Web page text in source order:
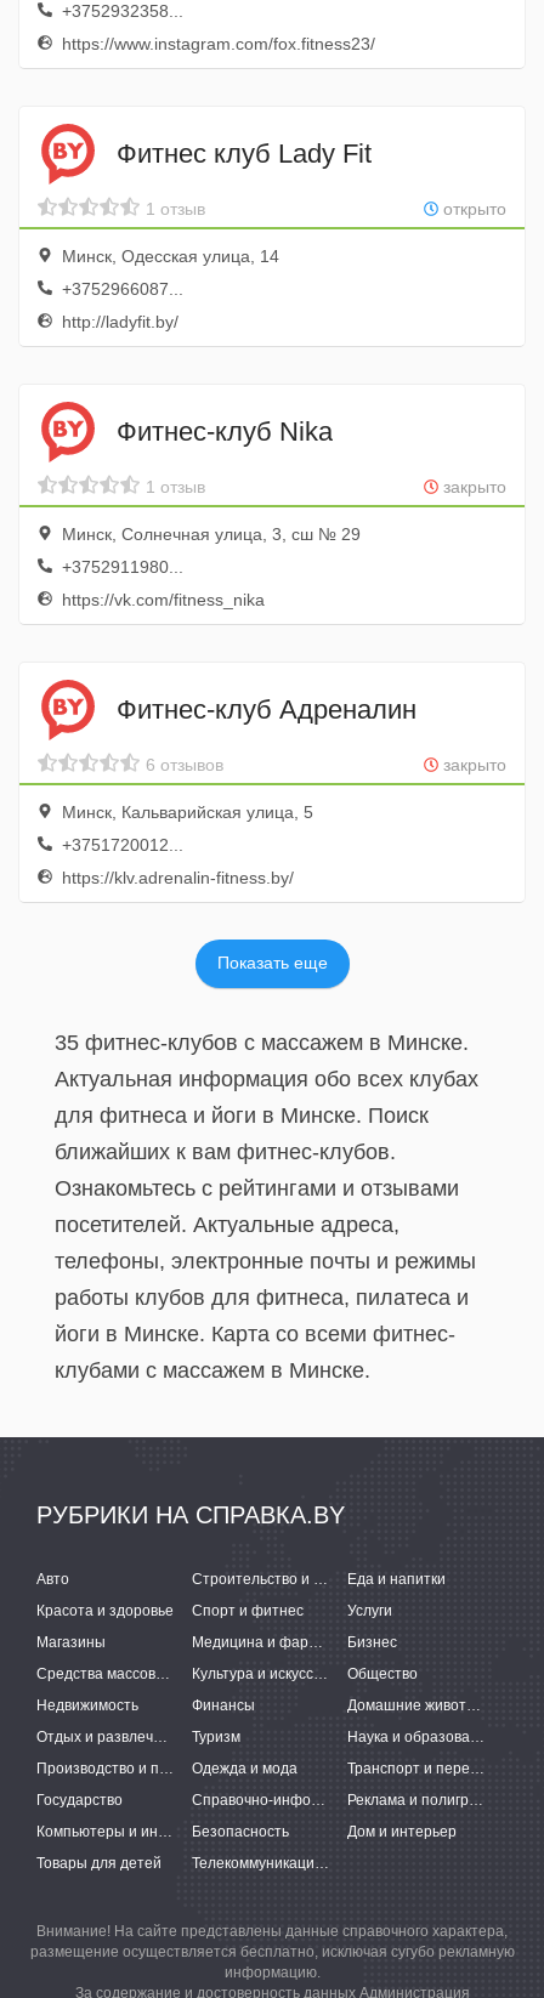
+3752932358...
https://www.instagram.com/fox.fitness23/
Фитнес клуб Lady Fit
открыто
1 отзыв
Минск, Одесская улица, 14
+3752966087...
http://ladyfit.by/
Фитнес-клуб Nika
закрыто
1 отзыв
Минск, Солнечная улица, 3, сш № 29
+3752911980...
https://vk.com/fitness_nika
Фитнес-клуб Адреналин
закрыто
6 отзывов
Минск, Кальварийская улица, 5
+3751720012...
https://klv.adrenalin-fitness.by/
Показать еще
35 фитнес-клубов c массажем в Минске.
Актуальная информация обо всех клубах
для фитнеса и йоги в Минске. Поиск
ближайших к вам фитнес-клубов.
Ознакомьтесь с рейтингами и отзывами
посетителей. Актуальные адреса,
телефоны, электронные почты и режимы
работы клубов для фитнеса, пилатеса и
йоги в Минске. Карта со всеми фитнес-
клубами c массажем в Минске.
РУБРИКИ НА СПРАВКА.BY
Авто Строительство и ремонт
Еда и напитки
Красота и здоровье
Спорт и фитнес
Услуги
Магазины
Медицина и фармацевтика
Бизнес
Средства массовой информации
Культура и искусство
Общество
Недвижимость
Финансы
Домашние животные
Отдых и развлечения
Туризм
Наука и образование
Производство и поставки
Одежда и мода
Транспорт и перевозки
Государство
Справочно-информационные системы
Реклама и полиграфия
Компьютеры и интернет
Безопасность
Дом и интерьер
Товары для детей
Телекоммуникации и связь
Внимание! На сайте представлены данные справочного характера,
размещение осуществляется бесплатно, исключая сугубо рекламную
информацию.
За содержание и достоверность данных Администрация